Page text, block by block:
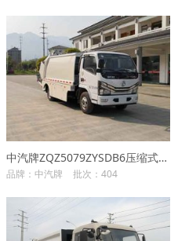
中汽牌ZQZ5079ZYSDB6压缩式垃圾车
品牌：中汽牌 批次：404